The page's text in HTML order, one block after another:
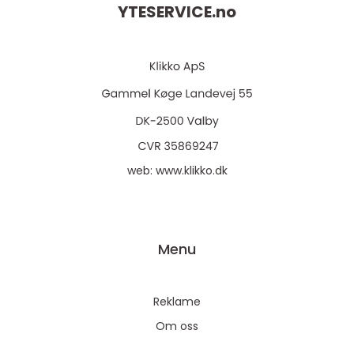
YTESERVICE.no
web: www.klikko.dk
Menu
Reklame
Om oss